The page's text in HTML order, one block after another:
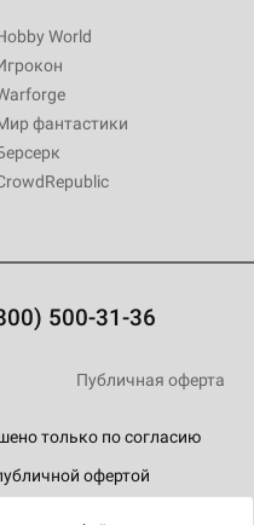
World
фантастики
500-31-36
только по согласию
офертой
Публичная оферта